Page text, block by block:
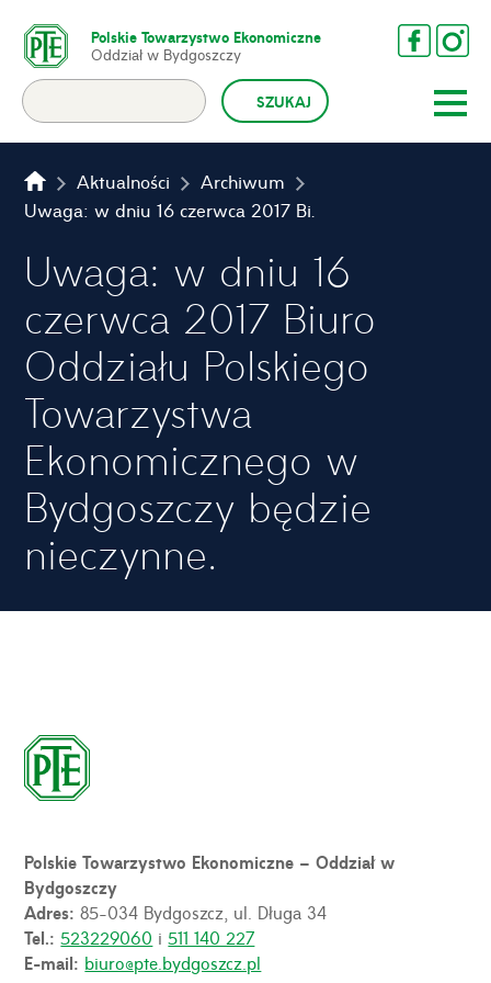
Polskie Towarzystwo Ekonomiczne
Oddział w Bydgoszczy
Aktualności
Archiwum
Uwaga: w dniu 16 czerwca 2017 Biuro Oddziału Polskiego Towarzystwa Ekonomicznego w Bydgoszczy będzie nieczynne.
Uwaga: w dniu 16
czerwca 2017 Biuro
Oddziału Polskiego
Towarzystwa
Ekonomicznego w
Bydgoszczy będzie
nieczynne.
Polskie Towarzystwo Ekonomiczne – Oddział w
Bydgoszczy
Adres:85-034 Bydgoszcz, ul. Długa 34
Tel.:523229060 i511 140 227
E-mail: biuro@pte.bydgoszcz.pl